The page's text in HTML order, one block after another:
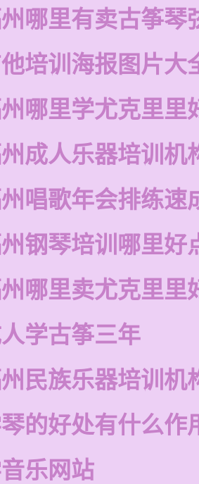
哪里有卖古筝琴
培训海报图片大
哪里学尤克里里
成人乐器培训机
唱歌年会排练速
钢琴培训哪里好
哪里卖尤克里里
学古筝三年
民族乐器培训机
的好处有什么作
乐网站